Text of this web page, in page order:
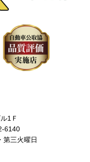
1Ｆ
6140
第三火曜日